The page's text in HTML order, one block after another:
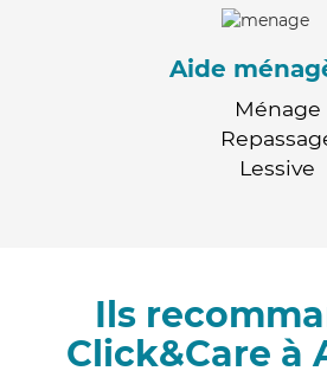
Aide
Ménage
Lessive
Ils
Click&Care à